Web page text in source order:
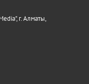
г. Алматы,